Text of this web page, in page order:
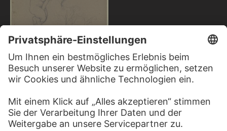
Zwei Putten, der linke von einem
Baum mit Pfeil und Bogen
zielend